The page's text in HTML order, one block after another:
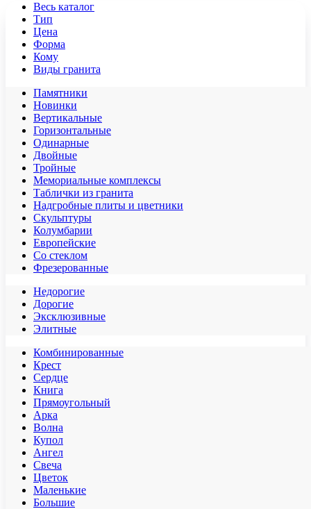
Весь каталог
Тип
Цена
Форма
Кому
Виды гранита
Памятники
Новинки
Вертикальные
Горизонтальные
Одинарные
Двойные
Тройные
Мемориальные комплексы
Таблички из гранита
Надгробные плиты и цветники
Скульптуры
Колумбарии
Европейские
Со стеклом
Фрезерованные
Недорогие
Дорогие
Эксклюзивные
Элитные
Комбинированные
Крест
Сердце
Книга
Прямоугольный
Арка
Волна
Купол
Ангел
Свеча
Цветок
Маленькие
Большие